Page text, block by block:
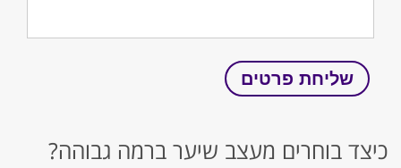
כיצד בוחרים מעצב שיער ברמה גבוהה?